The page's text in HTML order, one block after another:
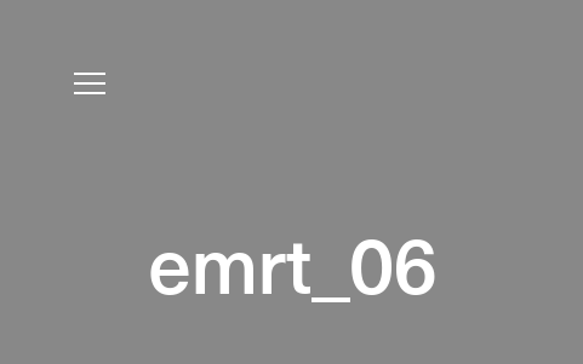
emrt_06